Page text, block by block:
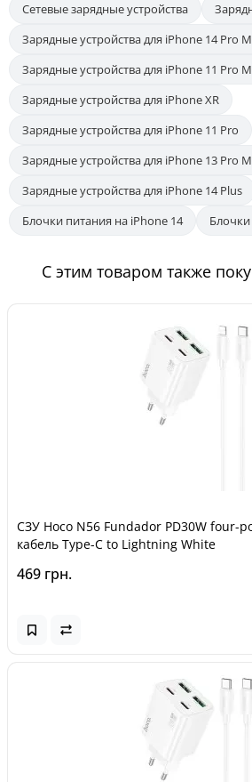
Сетевые зарядные устройства
Зарядные устройства для iPhone 14 Pro
Зарядные устройства для iPhone 11 Pro
Зарядные устройства для iPhone XR
Зарядные устройства для iPhone 11 Pro
Зарядные устройства для iPhone 13 Pro
Зарядные устройства для iPhone 14 Plus
Блочки питания на iPhone 14
С этим товаром также
СЗУ Hoco N56 Fundador PD30W four-
кабель Type-C to Lightning White
469 грн.